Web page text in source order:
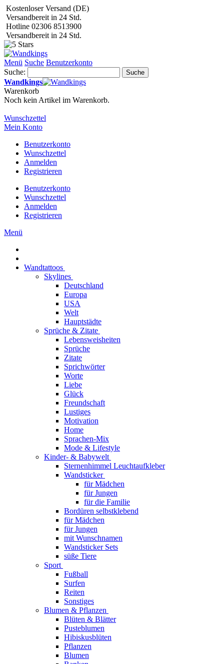
Kostenloser Versand (DE)
Versandbereit in 24 Std.
Hotline 02306 8513900
Versandbereit in 24 Std.
Menü Suche Benutzerkonto
Suche:
Suche
Wandkings
Warenkorb
Noch kein Artikel im Warenkorb.
Wunschzettel
Mein Konto
Benutzerkonto
Wunschzettel
Anmelden
Registrieren
Benutzerkonto
Wunschzettel
Anmelden
Registrieren
Menü
Wandtattoos
Skylines
Deutschland
Europa
USA
Welt
Hauptstädte
Sprüche & Zitate
Lebensweisheiten
Sprüche
Zitate
Sprichwörter
Worte
Liebe
Glück
Freundschaft
Lustiges
Motivation
Home
Sprachen-Mix
Mode & Lifestyle
Kinder- & Babywelt
Sternenhimmel Leuchtaufkleber
Wandsticker
für Mädchen
für Jungen
für die Familie
Bordüren selbstklebend
für Mädchen
für Jungen
mit Wunschnamen
Wandsticker Sets
süße Tiere
Sport
Fußball
Surfen
Reiten
Sonstiges
Blumen & Pflanzen
Blüten & Blätter
Pusteblumen
Hibiskusblüten
Pflanzen
Blumen